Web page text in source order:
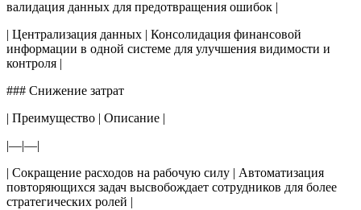
валидация данных для предотвращения ошибок |
| Централизация данных | Консолидация финансовой
информации в одной системе для улучшения видимости и
контроля |
### Снижение затрат
| Преимущество | Описание |
|—|—|
| Сокращение расходов на рабочую силу | Автоматизация
повторяющихся задач высвобождает сотрудников для более
стратегических ролей |